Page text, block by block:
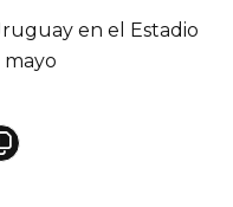
en el Estadio
mayo